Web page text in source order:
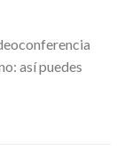
así puedes